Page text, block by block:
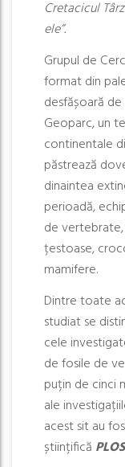
Cretacicul
ele”.
Grupul de
format din
desfășoară
Geoparc, un
continentale
păstrează
dinaintea
perioadă,
de
țestoase,
mamifere.
Dintre toate
studiat se
cele
de fosile de
puțin de cinci
ale
acest sit au
științifică